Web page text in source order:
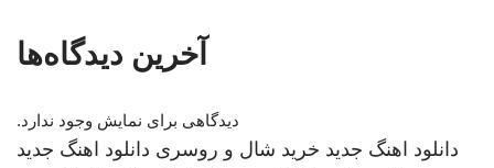
آخرین دیدگاه‌ها
دیدگاهی برای نمایش وجود ندارد.
دانلود اهنگ جدید خرید شال و روسری دانلود اهنگ جدید